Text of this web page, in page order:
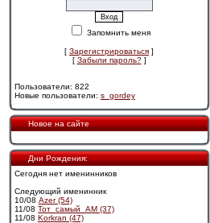
Запомнить меня
[ Зарегистрироваться ]
[ Забыли пароль?]
Пользователи: 822
Новые пользователи: s_gordey
Новое на сайте
Дни Рождения:
Сегодня нет именинников
Следующий именинник
10/08 Azer (54)
11/08 Тот_самый_АМ (37)
11/08 Korkran (47)